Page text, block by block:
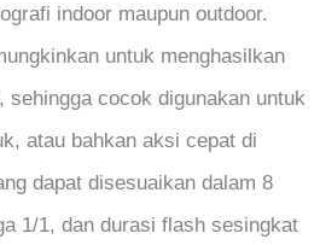
indoor maupun outdoor.
untuk menghasilkan
cocok digunakan untuk
atau bahkan aksi cepat di
dapat disesuaikan dalam 8
1/1, dan durasi flash sesingkat